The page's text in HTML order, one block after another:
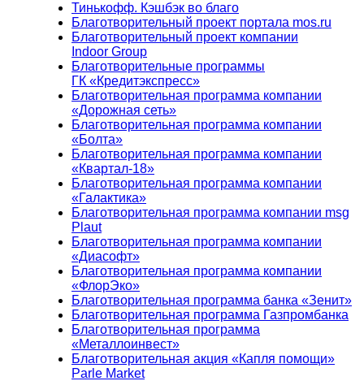
Тинькофф. Кэшбэк во благо
Благотворительный проект портала mos.ru
Благотворительный проект компании
Indoor Group
Благотворительные программы
ГК «Кредитэкспресс»
Благотворительная программа компании
«Дорожная сеть»
Благотворительная программа компании
«Болта»
Благотворительная программа компании
«Квартал-18»
Благотворительная программа компании
«Галактика»
Благотворительная программа компании msg
Plaut
Благотворительная программа компании
«Диасофт»
Благотворительная программа компании
«ФлорЭко»
Благотворительная программа банка «Зенит»
Благотворительная программа Газпромбанка
Благотворительная программа
«Металлоинвест»
Благотворительная акция «Капля помощи»
Parle Market